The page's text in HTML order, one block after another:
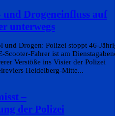
Drogeneinfluss auf
unterwegs
und Drogen: Polizei stoppt 46-
Fahrer ist am
Verstöße ins Visier der Polizei
Heidelberg-Mitte...
–
der Polizei